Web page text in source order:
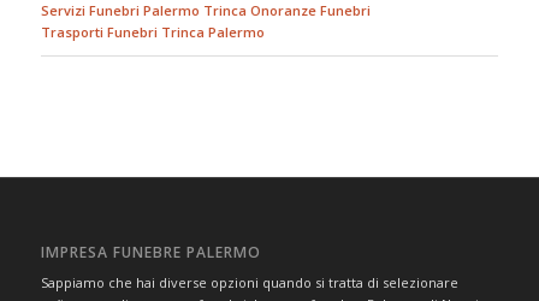
Servizi Funebri Palermo Trinca Onoranze Funebri
Trasporti Funebri Trinca Palermo
IMPRESA FUNEBRE PALERMO
Sappiamo che hai diverse opzioni quando si tratta di selezionare